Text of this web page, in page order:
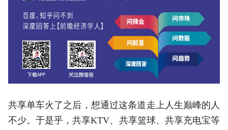
共享单车火了之后，想通过这条道走上人生巅峰的人
不少。于是乎，共享KTV、共享篮球、共享充电宝等